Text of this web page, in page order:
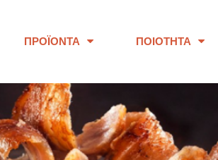
ΠΡΟΪΌΝΤΑ ΠΟΙΌΤΗΤΑ